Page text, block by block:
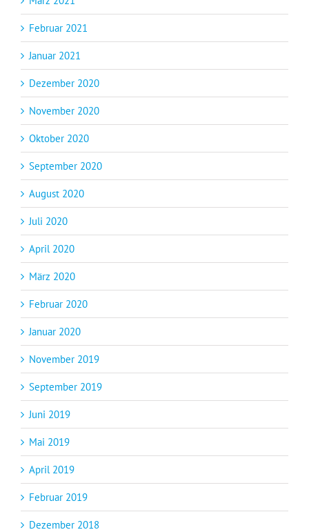
Februar 2021
Januar 2021
Dezember 2020
November 2020
Oktober 2020
September 2020
August 2020
Juli 2020
April 2020
März 2020
Februar 2020
Januar 2020
November 2019
September 2019
Juni 2019
Mai 2019
April 2019
Februar 2019
Dezember 2018